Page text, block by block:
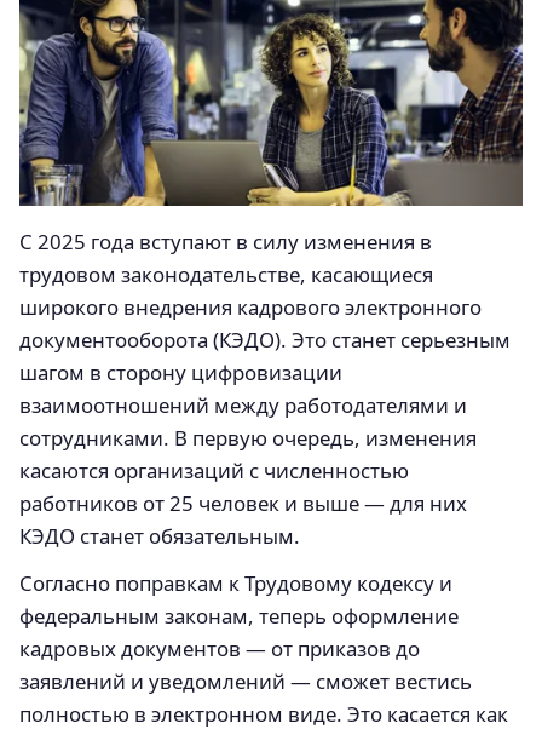
С 2025 года вступают в силу изменения в
трудовом законодательстве, касающиеся
широкого внедрения кадрового электронного
документооборота (КЭДО). Это станет серьезным
шагом в сторону цифровизации
взаимоотношений между работодателями и
сотрудниками. В первую очередь, изменения
касаются организаций с численностью
работников от 25 человек и выше — для них
КЭДО станет обязательным.
Согласно поправкам к Трудовому кодексу и
федеральным законам, теперь оформление
кадровых документов — от приказов до
заявлений и уведомлений — сможет вестись
полностью в электронном виде. Это касается как